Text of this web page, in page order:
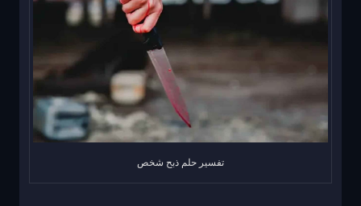
تفسير حلم ذبح شخص